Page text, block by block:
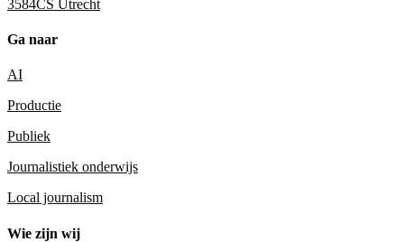
3584CS Utrecht
Ga naar
AI
Productie
Publiek
Journalistiek onderwijs
Local journalism
Wie zijn wij